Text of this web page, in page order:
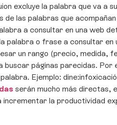
excluye la palabra que va a
de las palabras que
a consultar en una web
palabra o frase a consultar en
un rango (precio, medida,
buscar páginas parecidas.
Ejemplo:
serán mucho más directas,
la productividad